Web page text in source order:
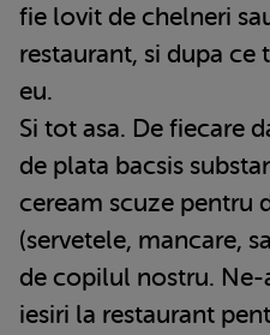
fie lovit de chelneri
restaurant, si dupa ce
eu.
Si tot asa. De fiecare
de plata bacsis
ceream scuze pentru
(servetele, mancare,
de copilul nostru. Ne-
iesiri la restaurant